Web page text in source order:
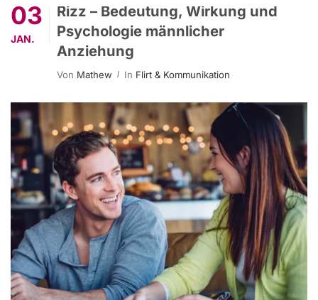
03
JAN.
Rizz – Bedeutung, Wirkung und
Psychologie männlicher
Anziehung
Von Mathew In Flirt & Kommunikation